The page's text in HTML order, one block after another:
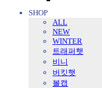
SHOP
ALL
NEW
WINTER
트래퍼햇
비니
버킷햇
볼캡